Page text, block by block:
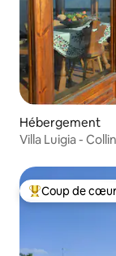
Hébergement
Villa Luigia -
Coups de cœur
Coup de